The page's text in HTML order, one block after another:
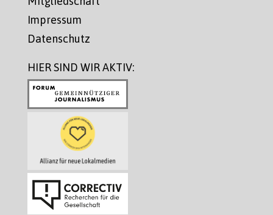
Impressum
Datenschutz
HIER SIND WIR AKTIV: